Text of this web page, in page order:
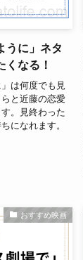
うに」ネタ
くなる！
は何度でも見
と近藤の恋愛
。見終わった
になれます。
おすすめ映画